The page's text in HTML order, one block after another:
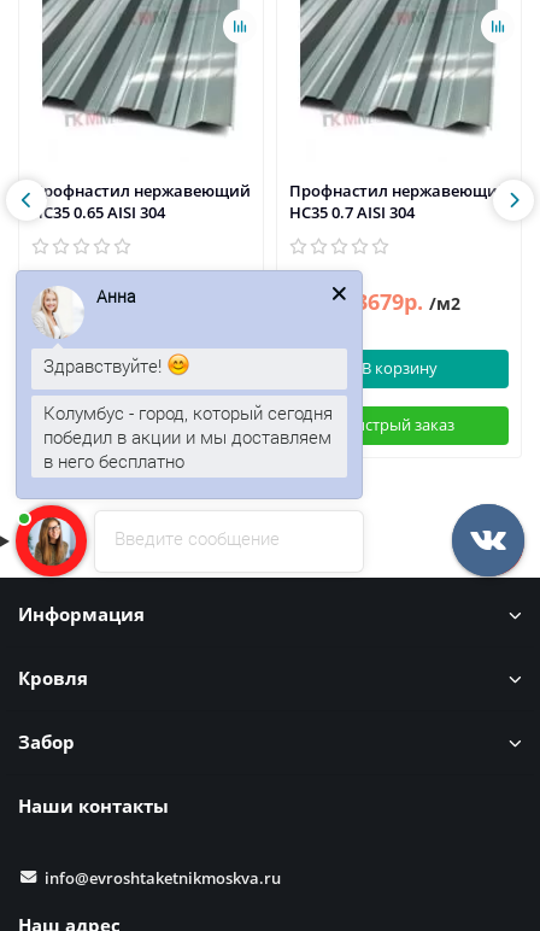
Профнастил нержавеющий
НС35 0.65 AISI 304
4010р. 3328р.
В корзину
Быстрый заказ
Профнастил нержавеющий
НС35 0.7 AISI 304
4432р. 3679р. /м2
В корзину
Быстрый заказ
Информация
Кровля
Забор
Наши контакты
info@evroshtaketnikmoskva.ru
Наш адрес
Введите сообщение
Анна
Здравствуйте!
Колумбус - город, который сегодня
победил в акции и мы доставляем
в него бесплатно